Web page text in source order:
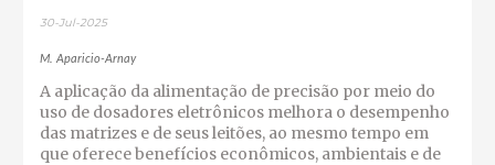
30-Jul-2025
M. Aparicio-Arnay
A aplicação da alimentação de precisão por meio do
uso de dosadores eletrônicos melhora o desempenho
das matrizes e de seus leitões, ao mesmo tempo em
que oferece benefícios econômicos, ambientais e de